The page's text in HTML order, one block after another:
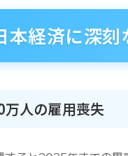
本経済に深刻
人の雇用喪失